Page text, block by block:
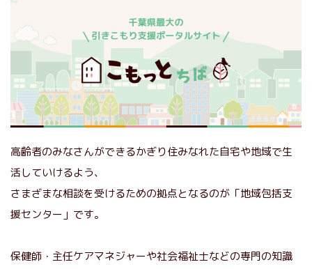
高齢者のみなさんができるかぎり住みなれた自宅や地域で生
活していけるよう、
さまざまな相談を受けるための拠点となるのが「地域包括支
援センター」です。
保健師・主任ケアマネジャーや社会福祉士などの専門の知識